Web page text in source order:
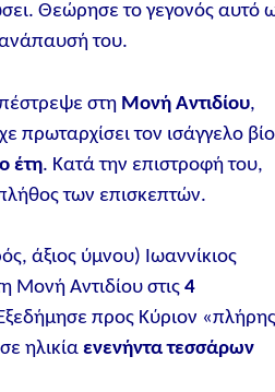
Θεώρησε το γεγονός αυτό
ανάπαυσή του.
στη Μονή Αντιδίου,
πρωταρχίσει τον ισάγγελο βίο
έτη. Κατά την επιστροφή του,
των επισκεπτών.
άξιος ύμνου) Ιωαννίκιος
Μονή Αντιδίου στις4
προς Κύριον
ηλικίαενενήντα τεσσάρων